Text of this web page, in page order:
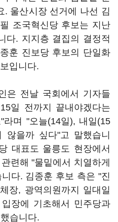
. 울산시장 선거에 나선 김
조국혁신당 후보는 지난
다. 지지층 결집의 결정적
훈 진보당 후보의 단일화
입니다.
은 전날 국회에서 기자들
일 전까지 끝내야겠다는
며 "오늘(14일), 내일(15
않을까 싶다"고 말했습니
대표도 울릉도 현장에서
련해 "물밑에서 치열하게
다. 김종훈 후보 측은 "진
장, 광역의원까지 일대일
장에 기초해서 민주당과
습니다.